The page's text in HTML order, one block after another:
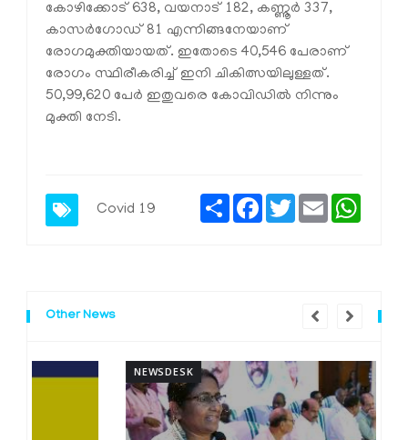
കോഴിക്കോട് 638, വയനാട് 182, കണ്ണൂര്‍ 337,
കാസര്‍ഗോഡ് 81 എന്നിങ്ങനേയാണ്
രോഗമുക്തിയായത്. ഇതോടെ 40,546 പേരാണ്
രോഗം സ്ഥിരീകരിച്ച് ഇനി ചികിത്സയിലുള്ളത്.
50,99,620 പേര്‍ ഇതുവരെ കോവിഡില്‍ നിന്നും
മുക്തി നേടി.
Covid 19
ShareFacebook
TwitterEmail
Other News